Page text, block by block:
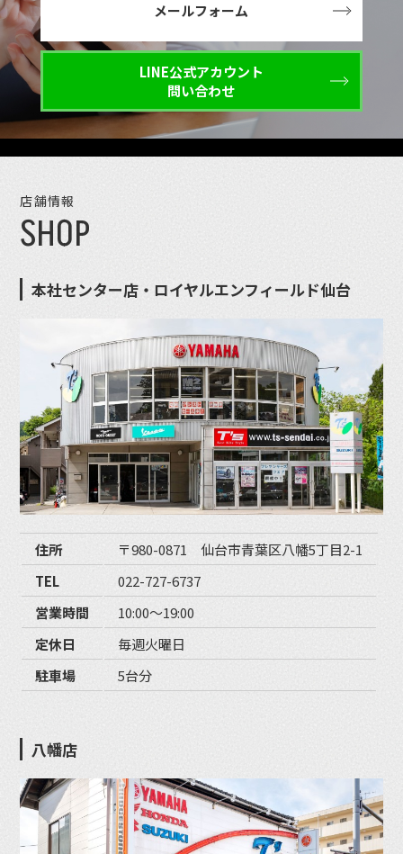
メールフォーム
LINE公式アカウント
問い合わせ
店舗情報
SHOP
本社センター店・ロイヤルエンフィールド仙台
住所
〒980-0871 仙台市青葉区八幡5丁目2-1
TEL
022-727-6737
営業時間
10:00〜19:00
定休日
毎週火曜日
駐車場
5台分
八幡店